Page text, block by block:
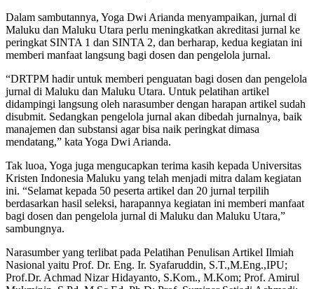
Dalam sambutannya, Yoga Dwi Arianda menyampaikan, jurnal di
Maluku dan Maluku Utara perlu meningkatkan akreditasi jurnal ke
peringkat SINTA 1 dan SINTA 2, dan berharap, kedua kegiatan ini
memberi manfaat langsung bagi dosen dan pengelola jurnal.
“DRTPM hadir untuk memberi penguatan bagi dosen dan pengelola
jurnal di Maluku dan Maluku Utara. Untuk pelatihan artikel
didampingi langsung oleh narasumber dengan harapan artikel sudah
disubmit. Sedangkan pengelola jurnal akan dibedah jurnalnya, baik
manajemen dan substansi agar bisa naik peringkat dimasa
mendatang,” kata Yoga Dwi Arianda.
Tak luoa, Yoga juga mengucapkan terima kasih kepada Universitas
Kristen Indonesia Maluku yang telah menjadi mitra dalam kegiatan
ini. “Selamat kepada 50 peserta artikel dan 20 jurnal terpilih
berdasarkan hasil seleksi, harapannya kegiatan ini memberi manfaat
bagi dosen dan pengelola jurnal di Maluku dan Maluku Utara,”
sambungnya.
Narasumber yang terlibat pada Pelatihan Penulisan Artikel Ilmiah
Nasional yaitu Prof. Dr. Eng. Ir. Syafaruddin, S.T.,M.Eng.,IPU;
Prof.Dr. Achmad Nizar Hidayanto, S.Kom., M.Kom; Prof. Amirul